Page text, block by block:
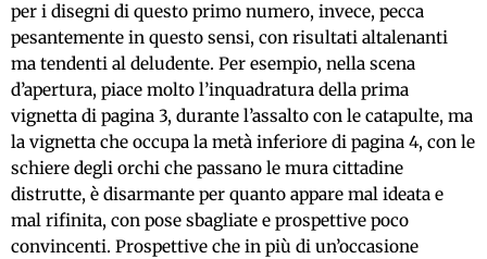
per i disegni di questo primo numero, invece, pecca
pesantemente in questo sensi, con risultati altalenanti
ma tendenti al deludente. Per esempio, nella scena
d’apertura, piace molto l’inquadratura della prima
vignetta di pagina 3, durante l’assalto con le catapulte, ma
la vignetta che occupa la metà inferiore di pagina 4, con le
schiere degli orchi che passano le mura cittadine
distrutte, è disarmante per quanto appare mal ideata e
mal rifinita, con pose sbagliate e prospettive poco
convincenti. Prospettive che in più di un’occasione